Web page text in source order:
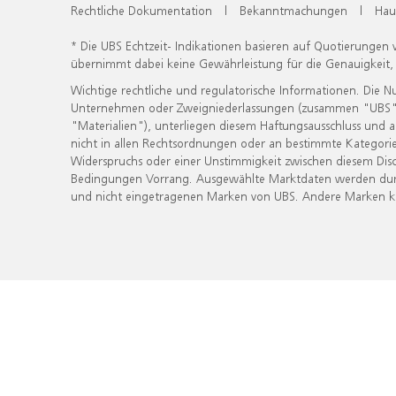
Rechtliche Dokumentation | Bekanntmachungen |
* Die UBS Echtzeit- Indikationen basieren auf
übernimmt dabei keine Gewährleistung für die
Wichtige rechtliche und regulatorische Informationen. Die
Unternehmen oder Zweigniederlassungen (zusammen
"Materialien"), unterliegen diesem Haftungsausschluss
nicht in allen Rechtsordnungen oder an bestimmte
Widerspruchs oder einer Unstimmigkeit zwischen diesem
Bedingungen Vorrang. Ausgewählte Marktdaten werden
und nicht eingetragenen Marken von UBS. Andere Marken